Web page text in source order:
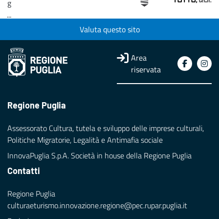
g
...
Valuta questo sito
Area
riservata
Regione Puglia
Assessorato Cultura, tutela e sviluppo delle imprese culturali,
Politiche Migratorie, Legalità e Antimafia sociale
InnovaPuglia S.p.A. Società in house della Regione Puglia
Contatti
Regione Puglia
culturaeturismo.innovazione.regione@pec.rupar.puglia.it